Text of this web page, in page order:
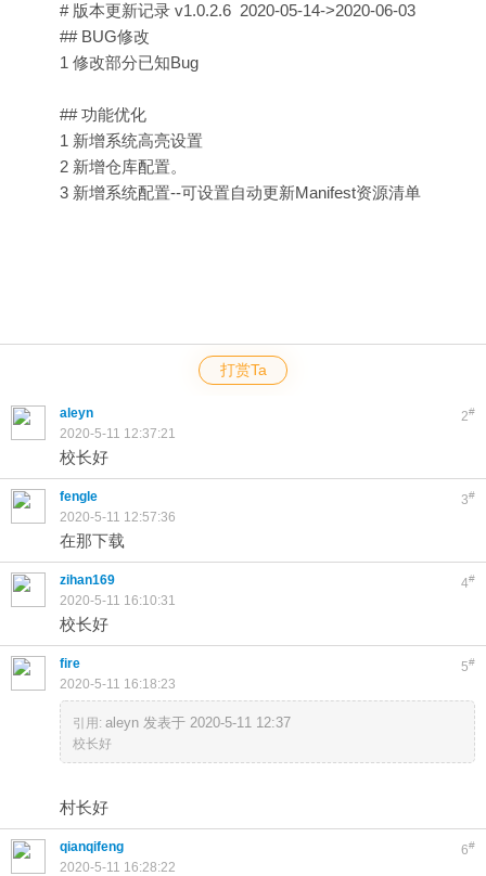
# 版本更新记录 v1.0.2.6 2020-05-14->2020-06-03
## BUG修改
1 修改部分已知Bug
## 功能优化
1 新增系统高亮设置
2 新增仓库配置。
3 新增系统配置--可设置自动更新Manifest资源清单
打赏Ta
2#
aleyn
2020-5-11 12:37:21
校长好
3#
fengle
2020-5-11 12:57:36
在那下载
4#
zihan169
2020-5-11 16:10:31
校长好
5#
fire
2020-5-11 16:18:23
引用: aleyn 发表于 2020-5-11 12:37
校长好
村长好
6#
qianqifeng
2020-5-11 16:28:22